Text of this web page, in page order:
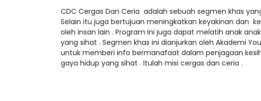
CDC Cergas Dan Ceria adalah sebuah segmen khas
Selain itu juga bertujuan meningkatkan keyakinan dan
oleh insan lain . Program ini juga dapat melatih anak
yang sihat . Segmen khas ini dianjurkan oleh Akademi
untuk memberi info bermanafaat dalam penjagaan
gaya hidup yang sihat . Itulah misi cergas dan ceria .